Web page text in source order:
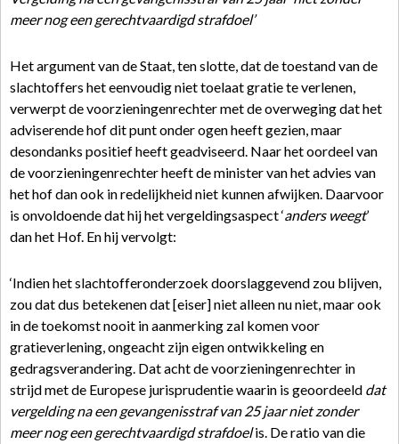
meer nog een gerechtvaardigd strafdoel’
Het argument van de Staat, ten slotte, dat de toestand van de
slachtoffers het eenvoudig niet toelaat gratie te verlenen,
verwerpt de voorzieningenrechter met de overweging dat het
adviserende hof dit punt onder ogen heeft gezien, maar
desondanks positief heeft geadviseerd. Naar het oordeel van
de voorzieningenrechter heeft de minister van het advies van
het hof dan ook in redelijkheid niet kunnen afwijken. Daarvoor
is onvoldoende dat hij het vergeldingsaspect ‘anders weegt’
dan het Hof. En hij vervolgt:
‘Indien het slachtofferonderzoek doorslaggevend zou blijven,
zou dat dus betekenen dat [eiser] niet alleen nu niet, maar ook
in de toekomst nooit in aanmerking zal komen voor
gratieverlening, ongeacht zijn eigen ontwikkeling en
gedragsverandering. Dat acht de voorzieningenrechter in
strijd met de Europese jurisprudentie waarin is geoordeeld dat
vergelding na een gevangenisstraf van 25 jaar niet zonder
meer nog een gerechtvaardigd strafdoelis. De ratio van die